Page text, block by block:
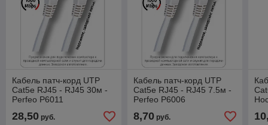
Кабель патч-корд UTP
Cat5e RJ45 - RJ45 30м -
Perfeo P6011
28,50 руб.
Кабель патч-корд UTP
Cat5e RJ45 - RJ45 7.5м -
Perfeo P6006
8,70руб.